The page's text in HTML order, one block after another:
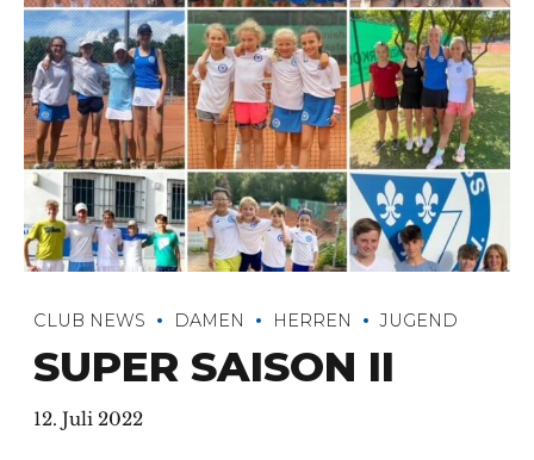
CLUB NEWS DAMEN HERREN JUGEND
SUPER SAISON II
12. Juli 2022